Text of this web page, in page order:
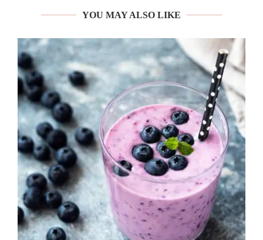
YOU MAY ALSO LIKE